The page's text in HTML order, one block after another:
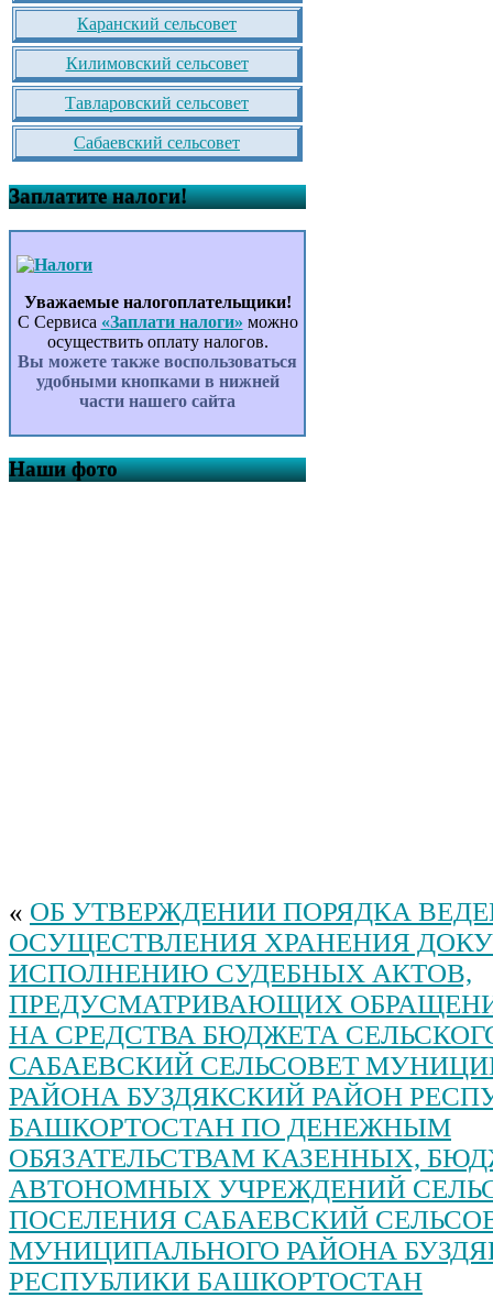
Каранский сельсовет
Килимовский сельсовет
Тавларовский сельсовет
Сабаевский сельсовет
Заплатите налоги!
Уважаемые налогоплательщики!
С Сервиса «Заплати налоги» можно
осуществить оплату налогов.
Вы можете также воспользоваться
удобными кнопками в нижней
части нашего сайта
Наши фото
« ОБ УТВЕРЖДЕНИИ ПОРЯДКА
ОСУЩЕСТВЛЕНИЯ ХРАНЕНИЯ
ИСПОЛНЕНИЮ СУДЕБНЫХ АКТОВ,
ПРЕДУСМАТРИВАЮЩИХ
НА СРЕДСТВА БЮДЖЕТА
САБАЕВСКИЙ СЕЛЬСОВЕТ
РАЙОНА БУЗДЯКСКИЙ РАЙОН
БАШКОРТОСТАН ПО ДЕНЕЖНЫМ
ОБЯЗАТЕЛЬСТВАМ КАЗЕННЫХ,
АВТОНОМНЫХ УЧРЕЖДЕНИЙ
ПОСЕЛЕНИЯ САБАЕВСКИЙ
МУНИЦИПАЛЬНОГО РАЙОНА
РЕСПУБЛИКИ БАШКОРТОСТАН